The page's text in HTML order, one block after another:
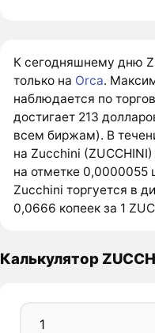
К сегодняшнему дню
только на Orca.
наблюдается по
достигает 213
всем биржам). В
на Zucchini
на отметке 0,0000055
Zucchini торгуется в
0,0666 копеек за 1
Калькулятор